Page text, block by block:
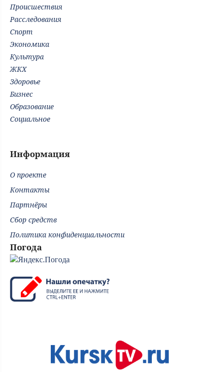
Происшествия
Расследования
Спорт
Экономика
Культура
ЖКХ
Здоровье
Бизнес
Образование
Социальное
Информация
О проекте
Контакты
Партнёры
Сбор средств
Политика конфиденциальности
Погода